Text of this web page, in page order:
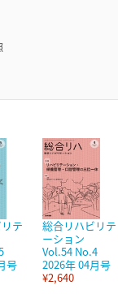
テ
号
総合リハビリテ
ーション
Vol.54 No.4
2026年 04月号
¥2,640